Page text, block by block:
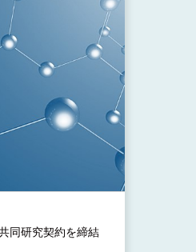
同研究契約を締結